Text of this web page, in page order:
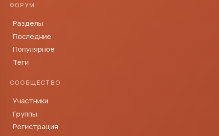
ФОРУМ
Разделы
Последние
Популярное
Теги
СООБЩЕСТВО
Участники
Группы
Регистрация